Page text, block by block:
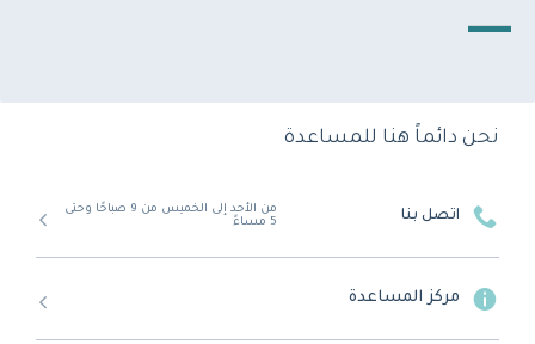
نحن دائماً هنا للمساعدة
اتصل بنا
من الأحد إلى الخميس من 9 صباحًا وحتى
5 مساءً
مركز المساعدة